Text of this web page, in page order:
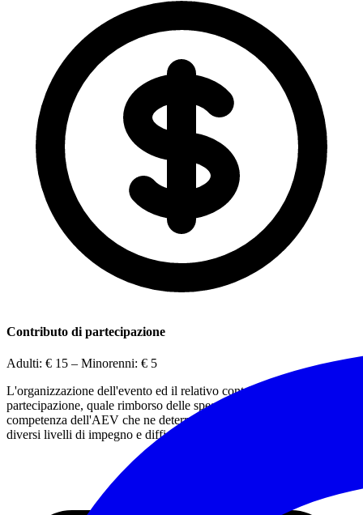
Contributo di partecipazione
Adulti: € 15 – Minorenni: € 5
L'organizzazione dell'evento ed il relativo contributo di
partecipazione, quale rimborso delle spese di gestione dell'evento, è
competenza dell'AEV che ne determina l'importo in funzione dei
diversi livelli di impegno e difficoltà delle escursioni.